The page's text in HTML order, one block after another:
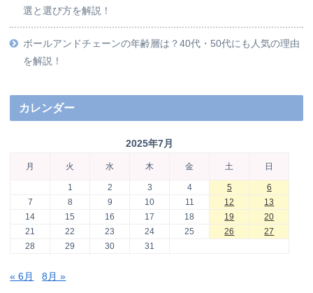
選と選び方を解説！
ボールアンドチェーンの年齢層は？40代・50代にも人気の理由
を解説！
カレンダー
2025年7月
月 火 水 木 金 土 日
1 2 3 4 5
6
7
8 9 10 11 12
13
14
15 16 17 18 19
20
21
22 23 24 25 26
27
28
29 30 31
« 6月 8月 »